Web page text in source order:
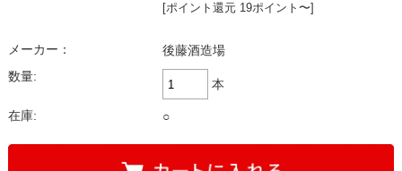
[ポイント還元 19ポイント〜]
メーカー：
後藤酒造場
数量:
本
在庫: ○